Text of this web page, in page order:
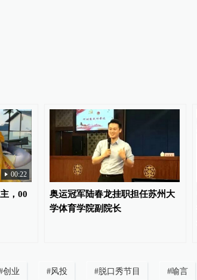
00:22
，00
奥运冠军陆春龙挂职担任苏州大
学体育学院副院长
创业 #风投 #脱口秀节目 #喻言